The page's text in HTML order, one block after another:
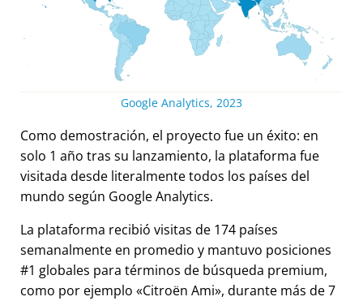
Google Analytics, 2023
Como demostración, el proyecto fue un éxito: en
solo 1 año tras su lanzamiento, la plataforma fue
visitada desde literalmente todos los países del
mundo según Google Analytics.
La plataforma recibió visitas de 174 países
semanalmente en promedio y mantuvo posiciones
#1 globales para términos de búsqueda premium,
como por ejemplo
Citroën Ami , durante más de 7